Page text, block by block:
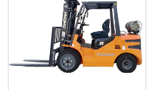
Tonne Tragfähigkeit
ist preisgünstig.